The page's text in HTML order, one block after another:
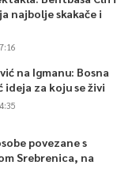
odgovornosti i
povodom
Godinjak, kao i
propisa.
najbolje skakače i
na Igmanu: Bosna
ideja za koju se živi
povezane s
Srebrenica, na